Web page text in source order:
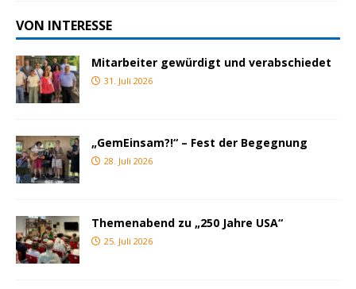
VON INTERESSE
Mitarbeiter gewürdigt und verabschiedet
31. Juli 2026
„GemEinsam?!“ – Fest der Begegnung
28. Juli 2026
Themenabend zu „250 Jahre USA“
25. Juli 2026